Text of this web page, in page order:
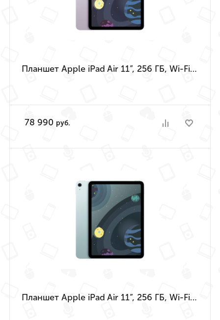
Планшет Apple iPad Air 11”, 256 ГБ, Wi-Fi (Фиолетовый | Purple) (M4 | 2026)
78 990 руб.
Планшет Apple iPad Air 11”, 256 ГБ, Wi-Fi (Голубой | Blue) (M4 | 2026)